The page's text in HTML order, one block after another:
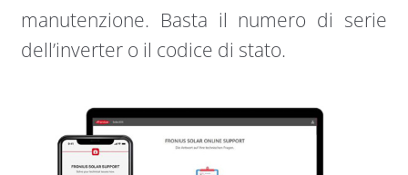
manutenzione. Basta il numero di serie
dell’inverter o il codice di stato.